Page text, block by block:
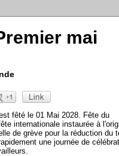
mai
fêté le 01 Mai 2028. Fête du
internationale instaurée à
de grève pour la réduction du
une journée de